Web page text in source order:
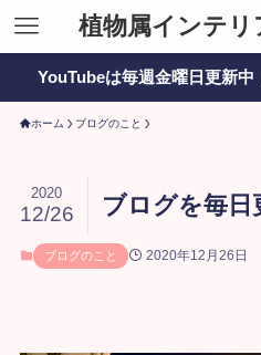
植物属インテ
YouTubeは毎週金曜日更新中
ホーム ブログのこと
ブログを毎日
2020
12/26
ブログのこと 2020年12月26日